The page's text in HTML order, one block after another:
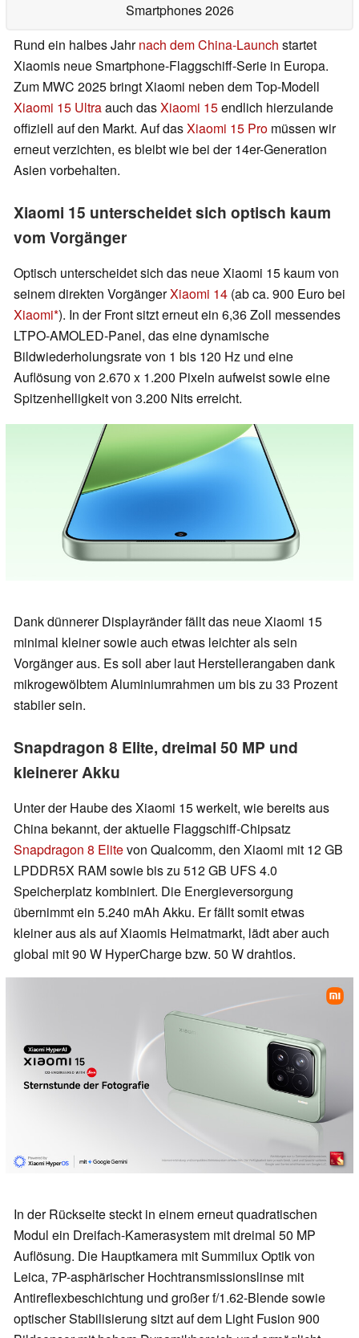
Smartphones 2026
Rund ein halbes Jahrnach dem China-Launch startet
Xiaomis neue Smartphone-Flaggschiff-Serie in Europa.
Zum MWC 2025 bringt Xiaomi neben dem Top-Modell
Xiaomi 15 Ultraauch dasXiaomi 15endlich hierzulande
offiziell auf den Markt. Auf dasXiaomi 15 Pro müssen wir
erneut verzichten, es bleibt wie bei der 14er-Generation
Asien vorbehalten.
Xiaomi 15 unterscheidet sich optisch kaum
vom Vorgänger
Optisch unterscheidet sich das neue Xiaomi 15 kaum von
seinem direkten VorgängerXiaomi 14 (ab ca. 900 Euro bei
Xiaomi ). In der Front sitzt erneut ein 6,36 Zoll messendes
LTPO-AMOLED-Panel, das eine dynamische
Bildwiederholungsrate von 1 bis 120 Hz und eine
Auflösung von 2.670 x 1.200 Pixeln aufweist sowie eine
Spitzenhelligkeit von 3.200 Nits erreicht.
Dank dünnerer Displayränder fällt das neue Xiaomi 15
minimal kleiner sowie auch etwas leichter als sein
Vorgänger aus. Es soll aber laut Herstellerangaben dank
mikrogewölbtem Aluminiumrahmen um bis zu 33 Prozent
stabiler sein.
Snapdragon 8 Elite, dreimal 50 MP und
kleinerer Akku
Unter der Haube des Xiaomi 15 werkelt, wie bereits aus
China bekannt, der aktuelle Flaggschiff-Chipsatz
Snapdragon 8 Elitevon Qualcomm, den Xiaomi mit 12 GB
LPDDR5X RAM sowie bis zu 512 GB UFS 4.0
Speicherplatz kombiniert. Die Energieversorgung
übernimmt ein 5.240 mAh Akku. Er fällt somit etwas
kleiner aus als auf Xiaomis Heimatmarkt, lädt aber auch
global mit 90 W HyperCharge bzw. 50 W drahtlos.
In der Rückseite steckt in einem erneut quadratischen
Modul ein Dreifach-Kamerasystem mit dreimal 50 MP
Auflösung. Die Hauptkamera mit Summilux Optik von
Leica, 7P-asphärischer Hochtransmissionslinse mit
Antireflexbeschichtung und großer f/1.62-Blende sowie
optischer Stabilisierung sitzt auf dem Light Fusion 900